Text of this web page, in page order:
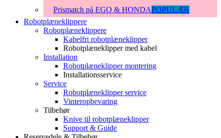
Prismatch på EGO & HONDAPOPULÆR
Robotplæneklippere
Robotplæneklippere
Kabelfri robotplæneklipper
Robotplæneklipper med kabel
Installation
Robotplæneklipper montering
Installationsservice
Service
Robotplæneklipper service
Vinteropbevaring
Tilbehør
Knive til robotplæneklipper
Support & Guide